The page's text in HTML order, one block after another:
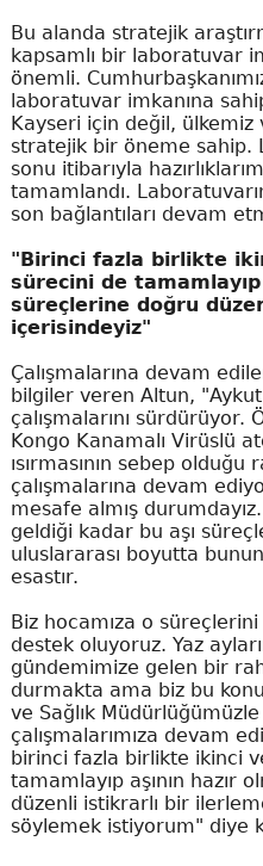
Bu alanda stratejik
kapsamlı bir laboratuvar
önemli.
laboratuvar imkanına
Kayseri için değil, ülkemiz
stratejik bir öneme sahip.
sonu itibarıyla
tamamlandı.
son bağlantıları devam
"Birinci fazla birlikte
sürecini de tamamlayıp
süreçlerine doğru
içerisindeyiz"
Çalışmalarına devam
bilgiler veren Altun,
çalışmalarını sürdürüyor.
Kongo Kanamalı Virüslü
ısırmasının sebep olduğu
çalışmalarına devam
mesafe almış
geldiği kadar bu aşı
uluslararası boyutta
esastır.
Biz hocamıza o
destek oluyoruz. Yaz
gündemimize gelen bir
durmakta ama biz bu
ve Sağlık
çalışmalarımıza devam
birinci fazla birlikte ikinci
tamamlayıp aşının hazır
düzenli istikrarlı bir
söylemek istiyorum" diye